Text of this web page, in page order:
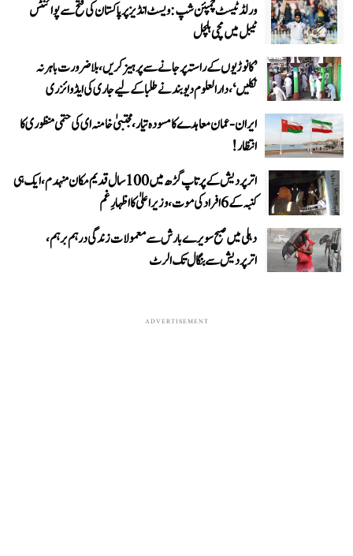
ورلڈ ٹیسٹ چمپئن شپ: ویسٹ انڈیز پر پاکستان کی فتح سے پوائنٹس
ٹیبل میں مچی ہلچل
’کانوڑیوں کے راستہ پر جانے سے پرہیز کریں، بلاضرورت باہر نہ
نکلیں‘، دارالعلوم دیوبند نے طلبا کے لیے جاری کی ایڈوائزری
ایران-عمان معاہدے کا مسودہ تیار، مجتبیٰ خامنہ ای کی حتمی منظوری کا
انتظار!
اتر پردیش کے پرتاپ گڑھ میں 100 سال قدیم مکان منہدم، ایک ہی
کنبہ کے 6 افراد کی موت، وزیر اعلیٰ کا اظہارِ غم
دہلی میں صبح سویرے بارش سے معمولات زندگی درہم برہم،
اترپردیش سے بنگال تک الرٹ
ADVERTISEMENT